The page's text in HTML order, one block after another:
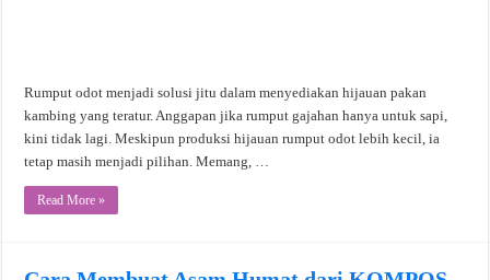
Rumput odot menjadi solusi jitu dalam menyediakan hijauan pakan
kambing yang teratur. Anggapan jika rumput gajahan hanya untuk sapi,
kini tidak lagi. Meskipun produksi hijauan rumput odot lebih kecil, ia
tetap masih menjadi pilihan. Memang, …
Read More »